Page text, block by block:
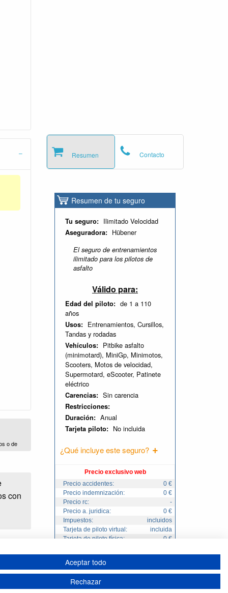
o de
con
y
Resumen Contacto
Resumen de tu seguro
Tu seguro: Ilimitado Velocidad
Aseguradora: Hübener
El seguro de entrenamientos
ilimitado para los pilotos de
asfalto
Válido para:
Edad del piloto: de 1 a 110
años
Usos:
Entrenamientos, Cursillos,
Tandas y rodadas
Vehículos:
Pitbike asfalto
(minimotard), MiniGp, Minimotos,
Scooters, Motos de velocidad,
Supermotard, eScooter, Patinete
eléctrico
Carencias: Sin carencia
Restricciones:
Duración: Anual
Tarjeta piloto: No incluida
¿Qué incluye este seguro?
Precio exclusivo web
Precio accidentes:
0 €
Precio indemnización:
0 €
Precio rc:
-
Precio a. juridica:
0 €
Impuestos:
incluidos
Tarjeta de piloto virtual:
incluida
Tarjeta de piloto física:
0 €
Total:141 €
Aceptar todo
Rechazar